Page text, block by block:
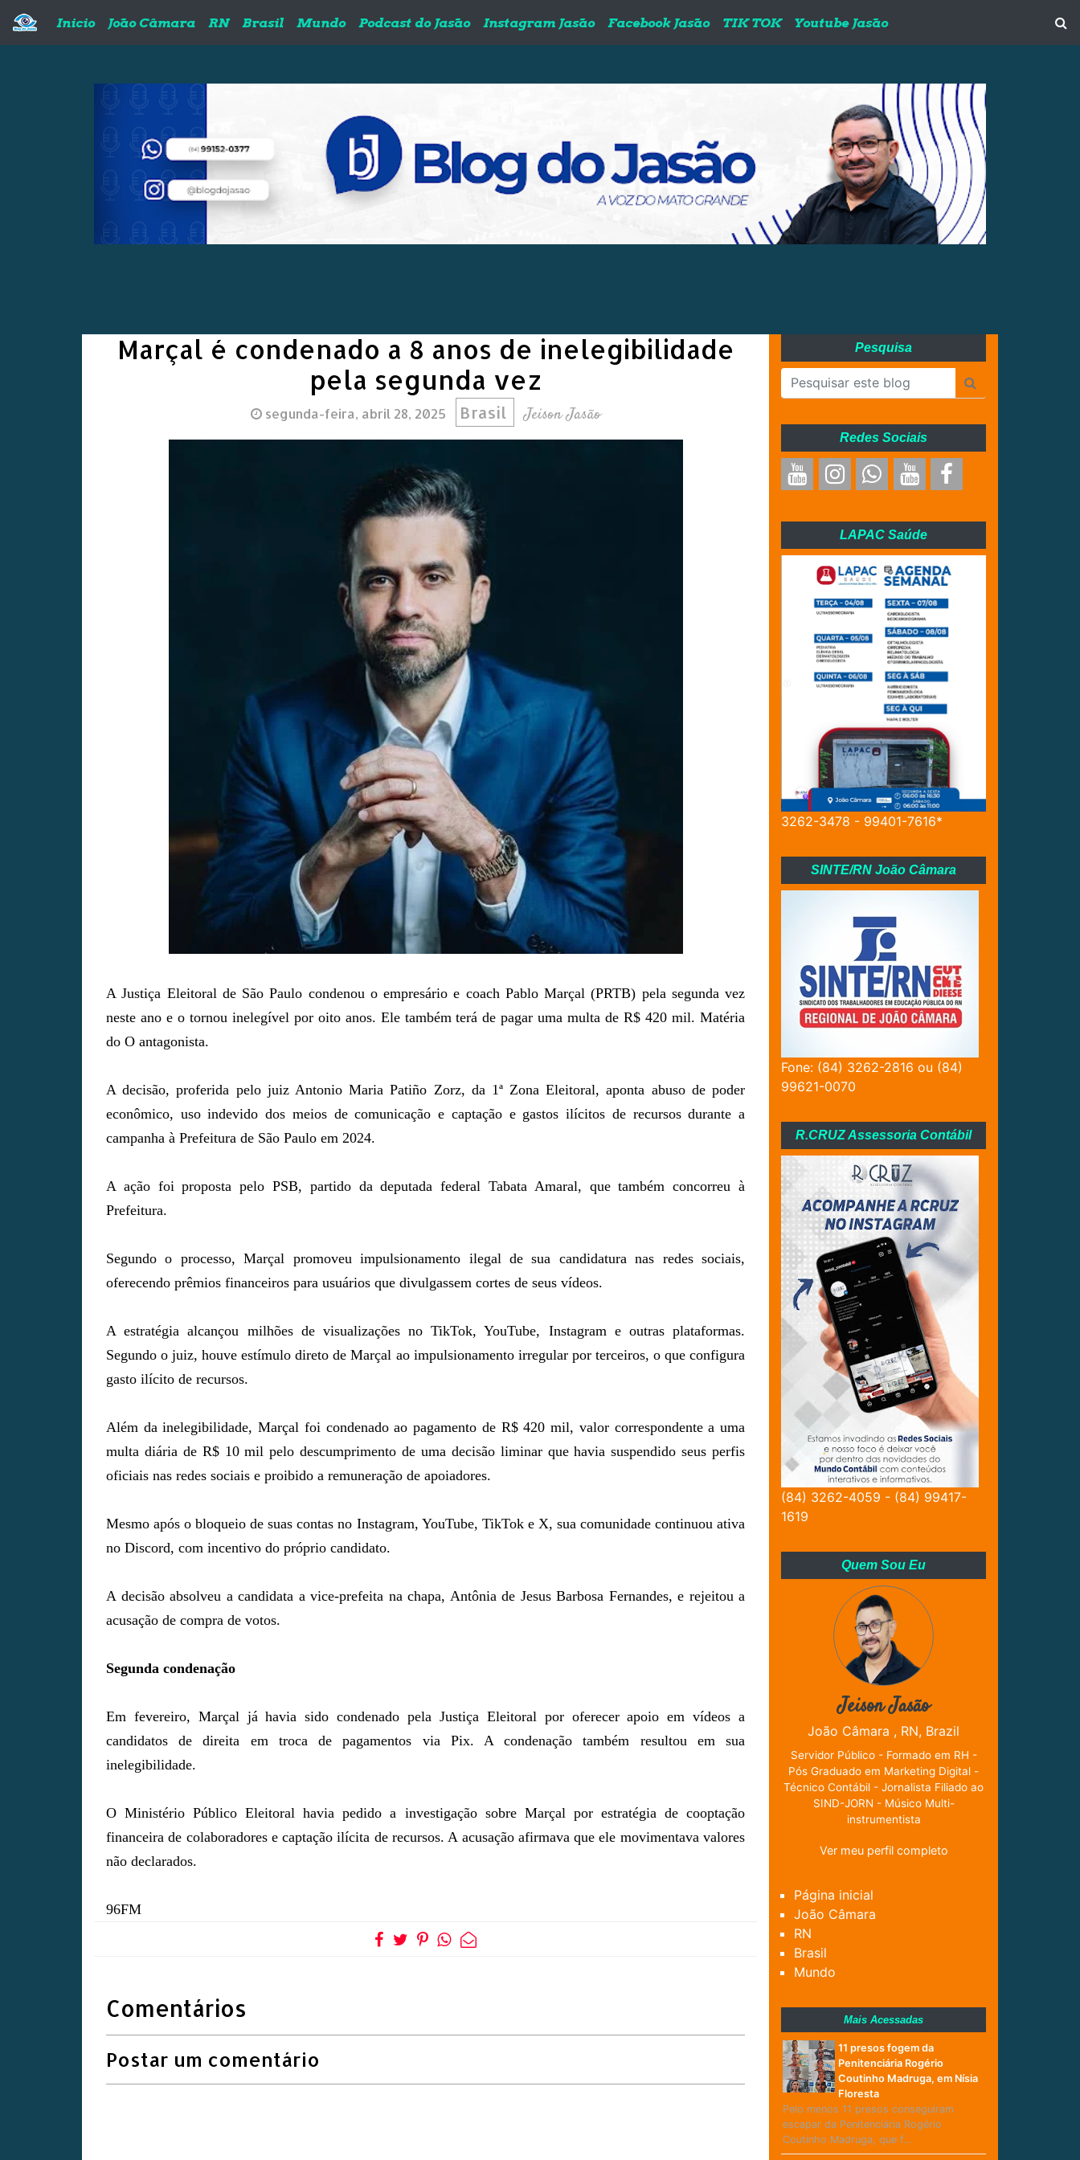
Inicio João Câmara RN Brasil Mundo Podcast do Jasão Instagram Jasão Facebook Jasão TIK TOK Youtube Jasão
Marçal é condenado a 8 anos de inelegibilidade
pela segunda vez
segunda-feira, abril 28, 2025 Brasil Jeison Jasão
A Justiça Eleitoral de São Paulo condenou o empresário e coach Pablo Marçal (PRTB) pela segunda vez
neste ano e o tornou inelegível por oito anos. Ele também terá de pagar uma multa de R$ 420 mil. Matéria
do O antagonista.
A decisão, proferida pelo juiz Antonio Maria Patiño Zorz, da 1ª Zona Eleitoral, aponta abuso de poder
econômico, uso indevido dos meios de comunicação e captação e gastos ilícitos de recursos durante a
campanha à Prefeitura de São Paulo em 2024.
A ação foi proposta pelo PSB, partido da deputada federal Tabata Amaral, que também concorreu à
Prefeitura.
Segundo o processo, Marçal promoveu impulsionamento ilegal de sua candidatura nas redes sociais,
oferecendo prêmios financeiros para usuários que divulgassem cortes de seus vídeos.
A estratégia alcançou milhões de visualizações no TikTok, YouTube, Instagram e outras plataformas.
Segundo o juiz, houve estímulo direto de Marçal ao impulsionamento irregular por terceiros, o que configura
gasto ilícito de recursos.
Além da inelegibilidade, Marçal foi condenado ao pagamento de R$ 420 mil, valor correspondente a uma
multa diária de R$ 10 mil pelo descumprimento de uma decisão liminar que havia suspendido seus perfis
oficiais nas redes sociais e proibido a remuneração de apoiadores.
Mesmo após o bloqueio de suas contas no Instagram, YouTube, TikTok e X, sua comunidade continuou ativa
no Discord, com incentivo do próprio candidato.
A decisão absolveu a candidata a vice-prefeita na chapa, Antônia de Jesus Barbosa Fernandes, e rejeitou a
acusação de compra de votos.
Segunda condenação
Em fevereiro, Marçal já havia sido condenado pela Justiça Eleitoral por oferecer apoio em vídeos a
candidatos de direita em troca de pagamentos via Pix. A condenação também resultou em sua
inelegibilidade.
O Ministério Público Eleitoral havia pedido a investigação sobre Marçal por estratégia de cooptação
financeira de colaboradores e captação ilícita de recursos. A acusação afirmava que ele movimentava valores
não declarados.
96FM
Comentários
Postar um comentário
Pesquisa
Redes Sociais
LAPAC Saúde
3262-3478 - 99401-7616*
SINTE/RN João Câmara
Fone: (84) 3262-2816 ou (84)
99621-0070
R.CRUZ Assessoria Contábil
(84) 3262-4059 - (84) 99417-
1619
Quem Sou Eu
Jeison Jasão
João Câmara , RN, Brazil
Servidor Público - Formado em RH -
Pós Graduado em Marketing Digital -
Técnico Contábil - Jornalista Filiado ao
SIND-JORN - Músico Multi-
instrumentista
Ver meu perfil completo
Página inicial
João Câmara
RN
Brasil
Mundo
Mais Acessadas
11 presos fogem da
Penitenciária Rogério
Coutinho Madruga, em Nísia
Floresta
Pelo menos 11 presos conseguiram
escapar da Penitenciária Rogério
Coutinho Madruga, que f…